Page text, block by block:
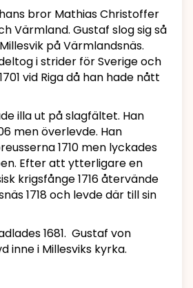
bror Mathias Christoffer
Värmland. Gustaf slog sig så
på Värmlandsnäs.
i strider för Sverige och
vid Riga då han hade nått
illa ut på slagfältet. Han
men överlevde. Han
1710 men lyckades
Efter att ytterligare en
krigsfånge 1716 återvände
1718 och levde där till sin
1681. Gustaf von
inne i Millesviks kyrka.